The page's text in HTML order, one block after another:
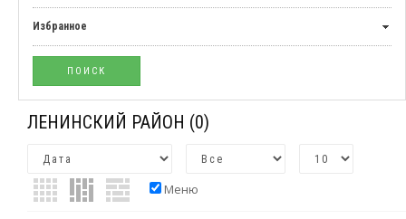
Избранное
ЛЕНИНСКИЙ РАЙОН (0)
Меню